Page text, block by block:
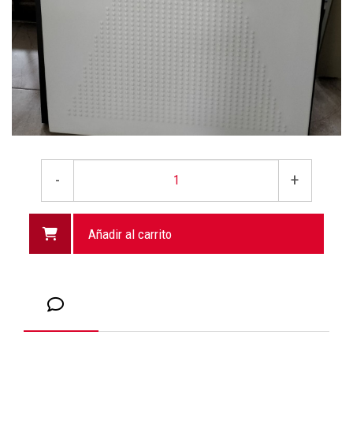
- +
Añadir al carrito